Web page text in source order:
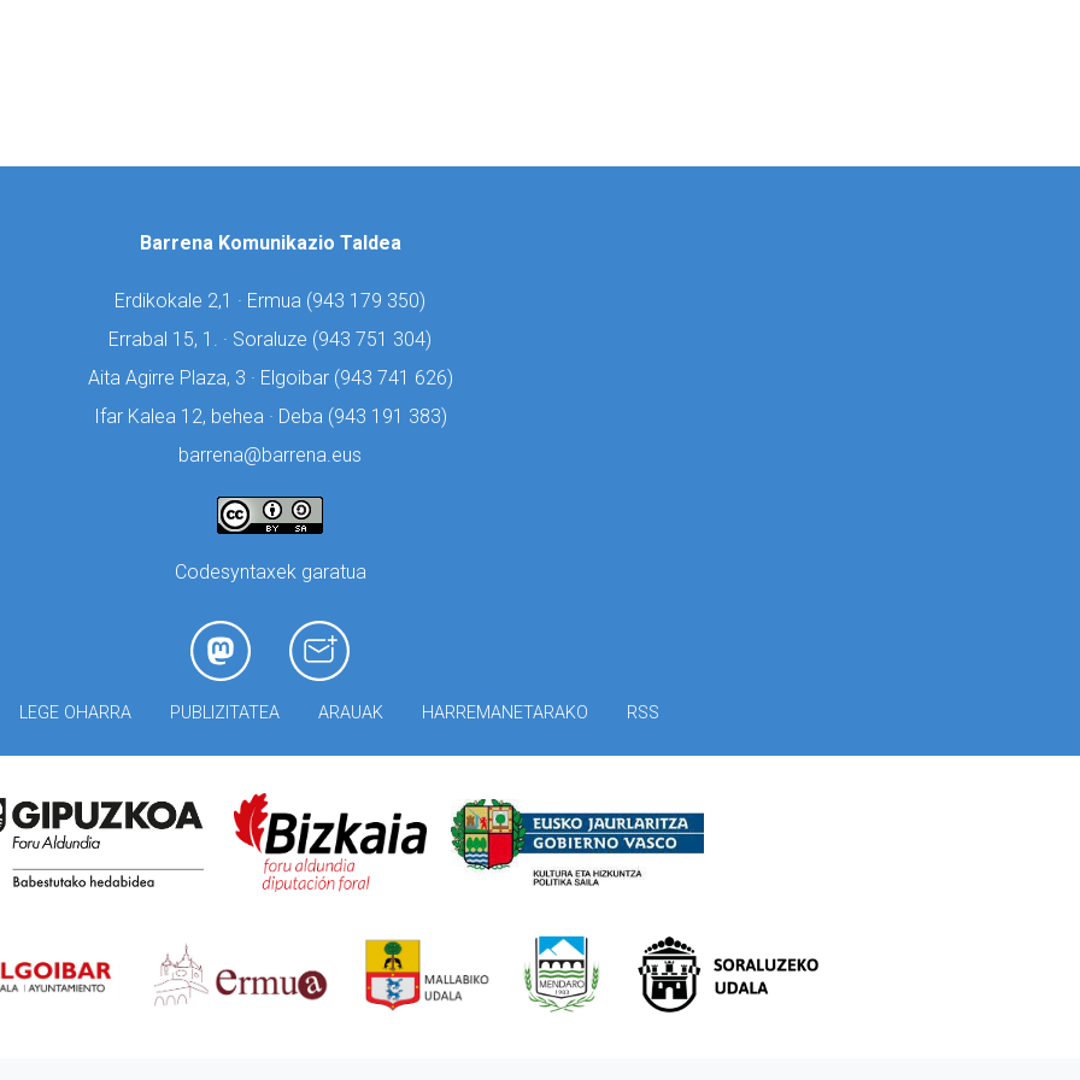
Barrena Komunikazio Taldea
Erdikokale 2,1 · Ermua (943 179 350)
Errabal 15, 1. · Soraluze (943 751 304)
Aita Agirre Plaza, 3 · Elgoibar (943 741 626)
Ifar Kalea 12, behea · Deba (943 191 383)
barrena@barrena.eus
Codesyntaxek garatua
LEGE OHARRA PUBLIZITATEA ARAUAK HARREMANETARAKO RSS